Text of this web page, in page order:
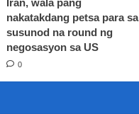
Iran, wala pang
nakatakdang petsa para sa
susunod na round ng
negosasyon sa US
0